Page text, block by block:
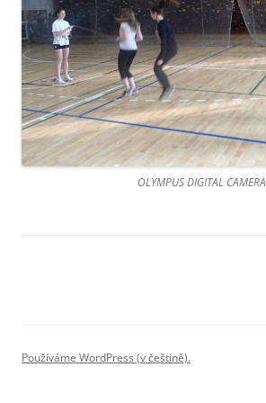
OLYMPUS DIGITAL CAMERA
Používáme WordPress (v češtině).